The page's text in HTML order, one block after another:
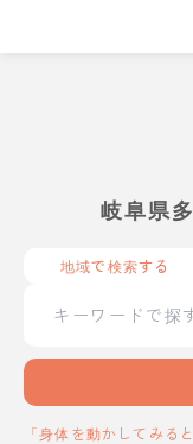
岐阜県
地域で検索する
「身体を動かしてみる